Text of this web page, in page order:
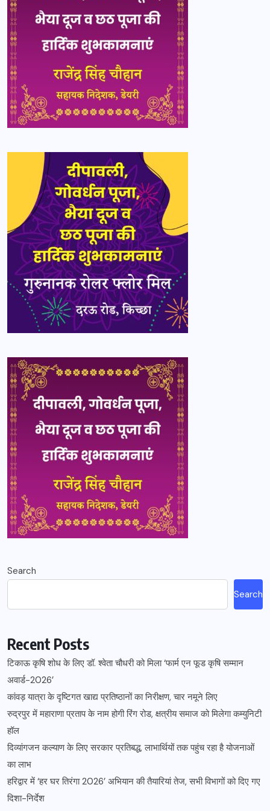
Search
Search
Recent Posts
टिकाऊ कृषि शोध के लिए डॉ. श्वेता चौधरी को मिला ‘फार्म एन फूड कृषि सम्मान
अवार्ड-2026’
कांवड़ यात्रा के दृष्टिगत खाद्य प्रतिष्ठानों का निरीक्षण, चार नमूने लिए
रुद्रपुर में महाराणा प्रताप के नाम होगी रिंग रोड, क्षत्रीय समाज को मिलेगा कम्युनिटी
हॉल
दिव्यांगजन कल्याण के लिए सरकार प्रतिबद्ध, लाभार्थियों तक पहुंच रहा है योजनाओं
का लाभ
हरिद्वार में ‘हर घर तिरंगा 2026’ अभियान की तैयारियां तेज, सभी विभागों को दिए गए
दिशा-निर्देश